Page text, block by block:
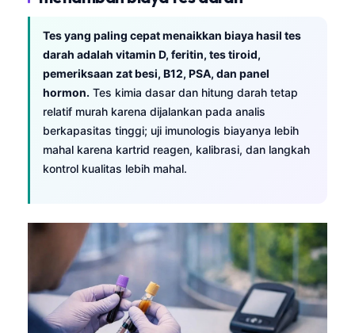
Tes yang paling cepat menaikkan biaya hasil tes
darah adalah vitamin D, feritin, tes tiroid,
pemeriksaan zat besi, B12, PSA, dan panel
hormon. Tes kimia dasar dan hitung darah tetap
relatif murah karena dijalankan pada analis
berkapasitas tinggi; uji imunologis biayanya lebih
mahal karena kartrid reagen, kalibrasi, dan langkah
kontrol kualitas lebih mahal.